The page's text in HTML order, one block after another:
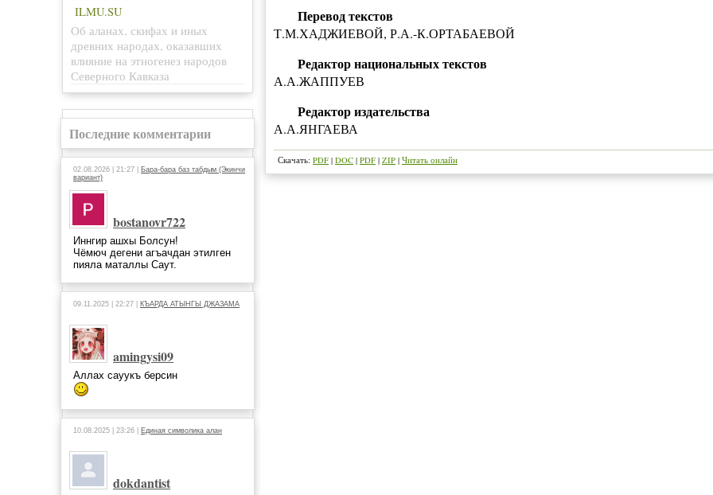
ILMU.SU
Об аланах, скифах и иных
древних народах, оказавших
влияние на этногенез народов
Северного Кавказа
Последние комментарии
02.08.2026 | 21:27 | Бара-бара баз табдым (Экинчи
вариант)
bostanovr722
Иннгир ашхы Болсун!
Чёмюч дегени агъачдан этилген
пияла маталлы Саут.
09.11.2025 | 22:27 | КЪАРДА АТЫНГЫ ДЖАЗАМА
amingysi09
Аллах сауукъ берсин
10.08.2025 | 23:26 | Единая символика алан
dokdantist
Перевод текстов
Т.М.ХАДЖИЕВОЙ, Р.А.-К.ОРТАБАЕВОЙ
Редактор национальных текстов
А.А.ЖАППУЕВ
Редактор издательства
А.А.ЯНГАЕВА
Скачать: PDF | DOC | PDF | ZIP | Читать онлайн